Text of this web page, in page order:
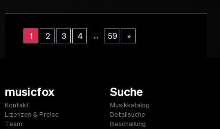
1 2 3 4 ... 59 »
musicfox
Kontakt
Lizenzen & Preise
Team
Suche
Musikkatalog
Detailsuche
Beschallung